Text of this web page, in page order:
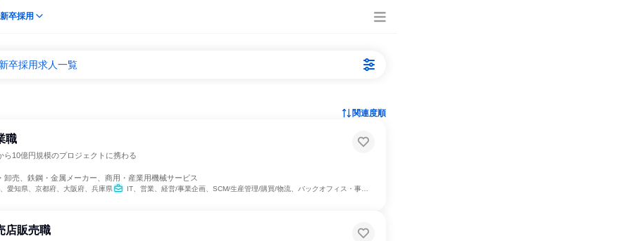
新卒採用
卒採用求人一覧
関連度順
職
ら10億円規模のプロジェクトに携わる
卸売、鉄鋼・金属メーカー、商用・産業用機械サービス
愛知県、京都府、大阪府、兵庫県 IT、営業、経営/事業企画、SCM/生産管理/購買/物流、バックオフィス・事務・受付、商品企画、マーケティング・広告・宣伝
店販売職